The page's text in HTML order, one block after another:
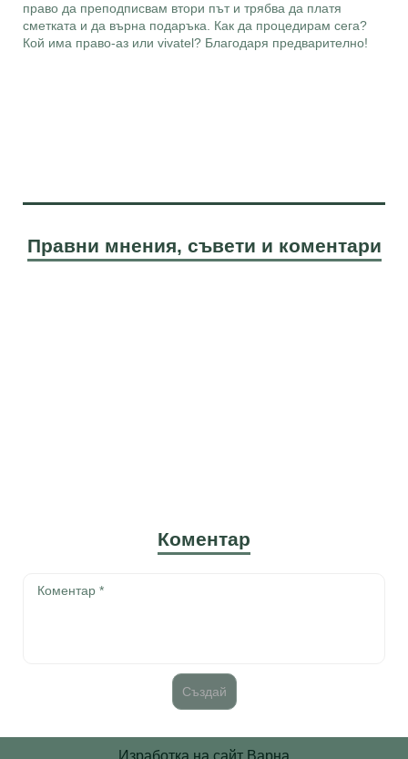
право да преподписвам втори път и трябва да платя
сметката и да върна подаръка. Как да процедирам сега?
Кой има право-аз или vivatel? Благодаря предварително!
Правни мнения, съвети и коментари
Коментар
Изработка на сайт Варна